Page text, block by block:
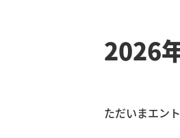
2026
ただいまエン